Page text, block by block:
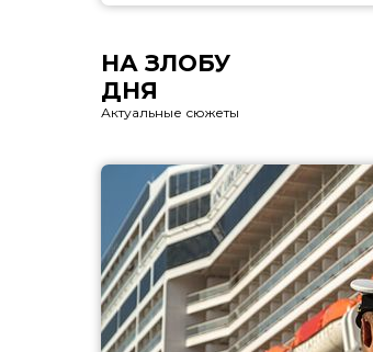
НА ЗЛОБУ
ДНЯ
Актуальные сюжеты